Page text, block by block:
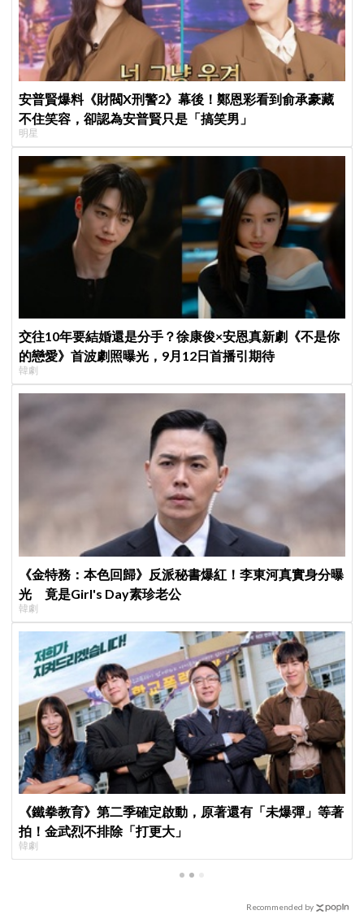
安普賢爆料《財閥X刑警2》幕後！鄭恩彩看到俞承豪藏
不住笑容，卻認為安普賢只是「搞笑男」
明星
交往10年要結婚還是分手？徐康俊×安恩真新劇《不是你
的戀愛》首波劇照曝光，9月12日首播引期待
韓劇
《金特務：本色回歸》反派秘書爆紅！李東河真實身分曝
光 竟是Girl's Day素珍老公
韓劇
《鐵拳教育》第二季確定啟動，原著還有「未爆彈」等著
拍！金武烈不排除「打更大」
韓劇
Recommended by